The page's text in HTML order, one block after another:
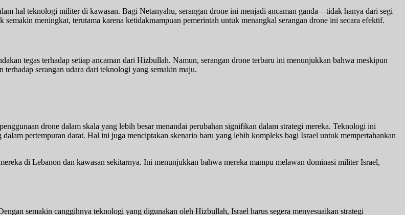
hal teknologi militer di kawasan. Bagi Netanyahu, serangan drone ini menjadi ancaman ganda—tidak hanya dari segi
meningkat, terutama karena ketidakmampuan pemerintah untuk menangkal serangan drone ini secara efektif.
tegas terhadap setiap ancaman dari Hizbullah. Namun, serangan drone terbaru ini menunjukkan bahwa meskipun
serangan udara dari teknologi yang semakin maju.
drone dalam skala yang lebih besar menandai perubahan signifikan dalam strategi mereka. Teknologi ini
pertempuran darat. Hal ini juga menciptakan skenario baru yang lebih kompleks bagi Israel untuk mempertahankan
di Lebanon dan kawasan sekitarnya. Ini menunjukkan bahwa mereka mampu melawan dominasi militer Israel,
semakin canggihnya teknologi yang digunakan oleh Hizbullah, Israel harus segera menyesuaikan strategi